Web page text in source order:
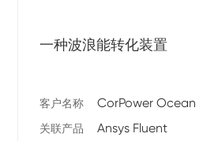
一种波浪能转化装置
客户名称 CorPower Ocean
关联产品 Ansys Fluent